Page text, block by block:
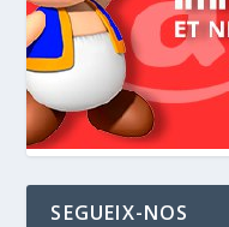
SEGUEIX-NOS